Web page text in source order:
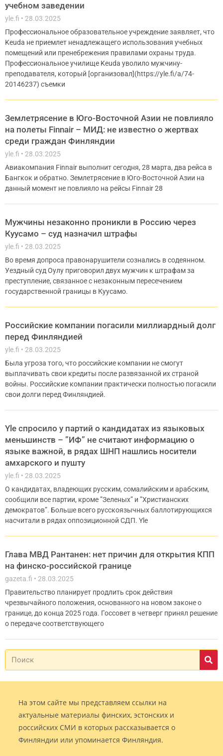
учебном заведении
yle.fi
28.03.2025
Профессиональное образовательное учреждение заявляет, что
Keuda не приемлет ненадлежащего использования учебных
помещений или пренебрежения правилами охраны труда.
Профессиональное училище Keuda уволило мужчину-
преподавателя, который [организовал](https://yle.fi/a/74-
20146237) съемки
Землетрясение в Юго-Восточной Азии не повлияло
на полеты Finnair – МИД: не известно о жертвах
среди граждан Финляндии
yle.fi
28.03.2025
Авиакомпания Finnair выполнит сегодня, 28 марта, два рейса в
Бангкок и обратно. Землетрясение в Юго-Восточной Азии на
данный момент не повлияло на рейсы Finnair 28
Мужчины незаконно проникли в Россию через
Куусамо – суд назначил штрафы
yle.fi
28.03.2025
Во время допроса правонарушители сознались в содеянном.
Уездный суд Оулу приговорил двух мужчин к штрафам за
преступление, связанное с незаконным пересечением
государственной границы в Куусамо.
Российские компании погасили миллиардный долг
перед Финляндией
yle.fi
28.03.2025
Была угроза того, что российские компании не смогут
выплачивать свои кредиты после развязанной их страной
войны. Российские компании практически полностью погасили
свои долги перед Финляндией.
Yle спросило у партий о кандидатах из языковых
меньшинств – ”ИФ” не считают информацию о
языке важной, в рядах ШНП нашлись носители
амхарского и пушту
yle.fi
28.03.2025
О кандидатах, владеющих русским, сомалийским и арабским,
сообщили все партии, кроме ”Зеленых” и ”Христианских
демократов”. Больше всего русскоязычных баллотирующихся
насчитали в рядах оппозиционной СДП. Yle
Глава МВД Рантанен: нет причин для открытия КПП
на финско-российской границе
gazeta.fi
28.03.2025
Правительство планирует продлить срок действия
чрезвычайного положения, основанного на новом законе о
границе, до конца 2025 года. Госсовет в четверг принял решение
о передаче соответствующего
На этом сайте мы представляем ссылки на
актуальные материалы финских, эстонских и
российских СМИ в которых рассказывается о
Финляндии или упоминается Финляндия.